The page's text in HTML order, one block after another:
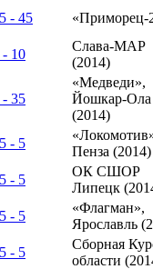
- 45
«Приморец-
- 10
Слава-МАР
(2014)
- 35
«Медведи»,
Йошкар-Ола
(2014)
- 5
Пенза (2014)
- 5
ОК СШОР
Липецк
- 5
«Флагман»,
Ярославль
- 5
Сборная
области